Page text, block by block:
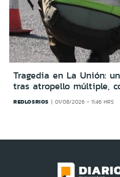
Tragedia en La Unión:
tras atropello múltiple,
REDLOSRIOS 01/08/2026 - 11:46 HRS